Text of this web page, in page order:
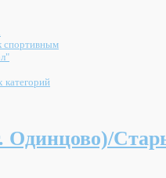
спортивным
категорий